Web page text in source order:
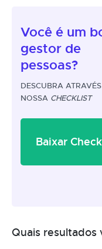
Você é um
gestor de
pessoas?
DESCUBRA
NOSSA CHECKLIST
Baixar
Quais resultados